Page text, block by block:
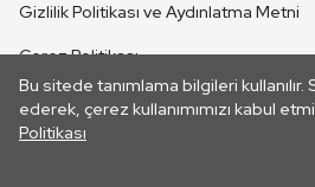
Bu sitede tanımlama bilgileri
ederek, çerez kullanımımızı kabul
Politikası
CANLI YAYINLAR
Gizlilik Politikası ve Aydınlatma Metni
Çerez Politikası
İletişim
Her hakkı saklıdır. ©2026 TRT.